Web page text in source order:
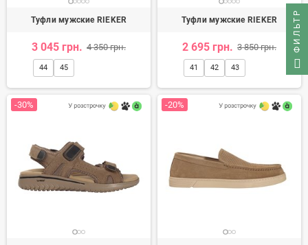
Туфли мужские RIEKER
3 045 грн. 4 350 грн.
44 45
Туфли мужские RIEKER
2 695 грн. 3 850 грн.
41 42 43
-30% -20%
ФИЛЬТР